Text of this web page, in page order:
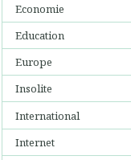
Economie
Education
Europe
Insolite
International
Internet